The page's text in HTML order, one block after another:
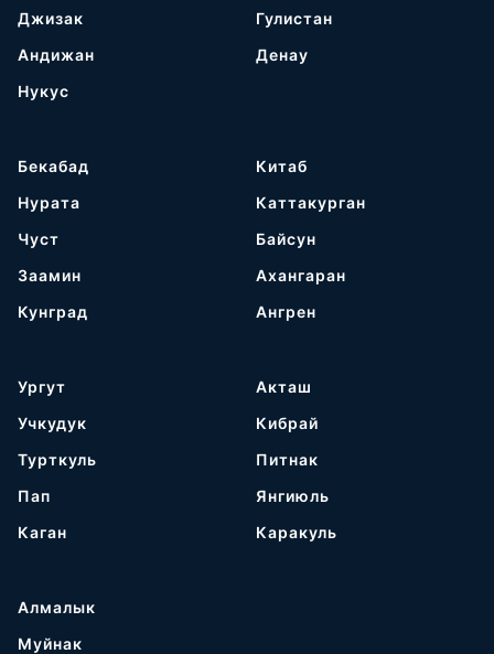
Джизак
Андижан
Нукус
Гулистан
Денау
Бекабад
Нурата
Чуст
Заамин
Кунград
Китаб
Каттакурган
Байсун
Ахангаран
Ангрен
Ургут
Учкудук
Турткуль
Пап
Каган
Акташ
Кибрай
Питнак
Янгиюль
Каракуль
Алмалык
Муйнак